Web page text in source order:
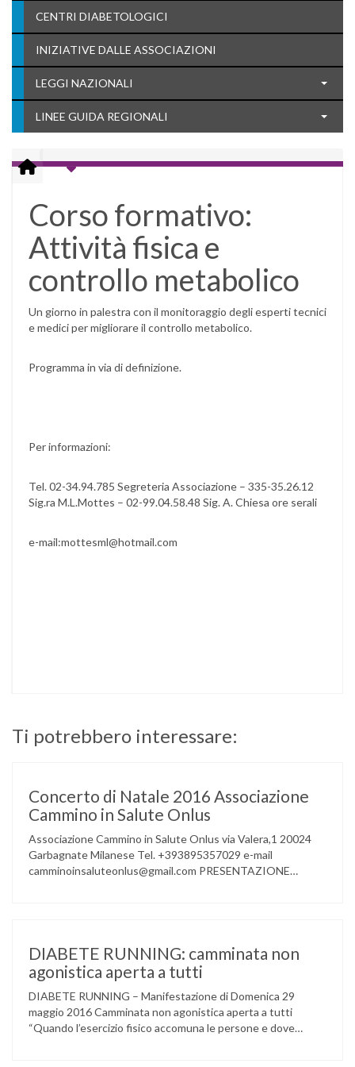
CENTRI DIABETOLOGICI
INIZIATIVE DALLE ASSOCIAZIONI
LEGGI NAZIONALI
LINEE GUIDA REGIONALI
Corso formativo:
Attività fisica e
controllo metabolico
Un giorno in palestra con il monitoraggio degli esperti tecnici
e medici per migliorare il controllo metabolico.
Programma in via di definizione.
Per informazioni:
Tel. 02-34.94.785 Segreteria Associazione – 335-35.26.12
Sig.ra M.L.Mottes – 02-99.04.58.48 Sig. A. Chiesa ore serali
e-mail:mottesml@hotmail.com
Ti potrebbero interessare:
Concerto di Natale 2016 Associazione
Cammino in Salute Onlus
Associazione Cammino in Salute Onlus via Valera,1 20024
Garbagnate Milanese Tel. +393895357029 e-mail
camminoinsaluteonlus@gmail.com PRESENTAZIONE
gruppo musicale GROOVY LEMONS di PREGNANA
MILANESE. L’ Associazione …
DIABETE RUNNING: camminata non
agonistica aperta a tutti
DIABETE RUNNING – Manifestazione di Domenica 29
maggio 2016 Camminata non agonistica aperta a tutti
“Quando l’esercizio fisico accomuna le persone e dove